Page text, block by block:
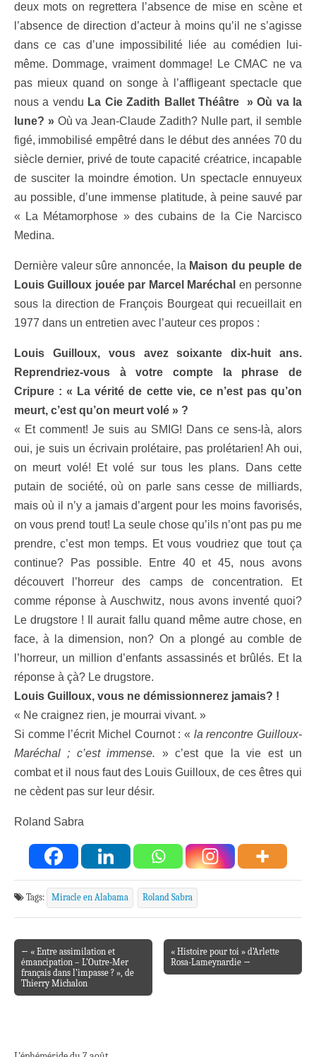
deux mots on regrettera l’absence de mise en scène et
l’absence de direction d’acteur à moins qu’il ne s’agisse
dans ce cas d’une impossibilité liée au comédien lui-
même. Dommage, vraiment dommage! Le CMAC ne va
pas mieux quand on songe à l’affligeant spectacle que
nous a vendu La Cie Zadith Ballet Théâtre » Où va la
lune? » Où va Jean-Claude Zadith? Nulle part, il semble
figé, immobilisé empêtré dans le début des années 70 du
siècle dernier, privé de toute capacité créatrice, incapable
de susciter la moindre émotion. Un spectacle ennuyeux
au possible, d’une immense platitude, à peine sauvé par
« La Métamorphose » des cubains de la Cie Narcisco
Medina.
Dernière valeur sûre annoncée, la Maison du peuple de
Louis Guilloux jouée par Marcel Maréchal en personne
sous la direction de François Bourgeat qui recueillait en
1977 dans un entretien avec l’auteur ces propos :
Louis Guilloux, vous avez soixante dix-huit ans.
Reprendriez-vous à votre compte la phrase de
Cripure : « La vérité de cette vie, ce n’est pas qu’on
meurt, c’est qu’on meurt volé » ?
« Et comment! Je suis au SMIG! Dans ce sens-là, alors
oui, je suis un écrivain prolétaire, pas prolétarien! Ah oui,
on meurt volé! Et volé sur tous les plans. Dans cette
putain de société, où on parle sans cesse de milliards,
mais où il n’y a jamais d’argent pour les moins favorisés,
on vous prend tout! La seule chose qu’ils n’ont pas pu me
prendre, c’est mon temps. Et vous voudriez que tout ça
continue? Pas possible. Entre 40 et 45, nous avons
découvert l’horreur des camps de concentration. Et
comme réponse à Auschwitz, nous avons inventé quoi?
Le drugstore ! Il aurait fallu quand même autre chose, en
face, à la dimension, non? On a plongé au comble de
l’horreur, un million d’enfants assassinés et brûlés. Et la
réponse à çà? Le drugstore.
Louis Guilloux, vous ne démissionnerez jamais? !
« Ne craignez rien, je mourrai vivant. »
Si comme l’écrit Michel Cournot : « la rencontre Guilloux-
Maréchal ; c’est immense. » c’est que la vie est un
combat et il nous faut des Louis Guilloux, de ces êtres qui
ne cèdent pas sur leur désir.
Roland Sabra
Tags: Miracle en Alabama Roland Sabra
Post navigation
← « Entre assimilation et
émancipation – L’Outre-Mer
français dans l’impasse ? », de
Thierry Michalon
« Histoire pour toi » d’Arlette
Rosa-Lameynardie →